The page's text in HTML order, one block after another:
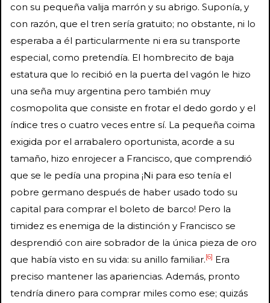
con su pequeña valija marrón y su abrigo. Suponía, y
con razón, que el tren sería gratuito; no obstante, ni lo
esperaba a él particularmente ni era su transporte
especial, como pretendía. El hombrecito de baja
estatura que lo recibió en la puerta del vagón le hizo
una seña muy argentina pero también muy
cosmopolita que consiste en frotar el dedo gordo y el
índice tres o cuatro veces entre sí. La pequeña coima
exigida por el arrabalero oportunista, acorde a su
tamaño, hizo enrojecer a Francisco, que comprendió
que se le pedía una propina ¡Ni para eso tenía el
pobre germano después de haber usado todo su
capital para comprar el boleto de barco! Pero la
timidez es enemiga de la distinción y Francisco se
desprendió con aire sobrador de la única pieza de oro
que había visto en su vida: su anillo familiar.[6] Era
preciso mantener las apariencias. Además, pronto
tendría dinero para comprar miles como ese; quizás